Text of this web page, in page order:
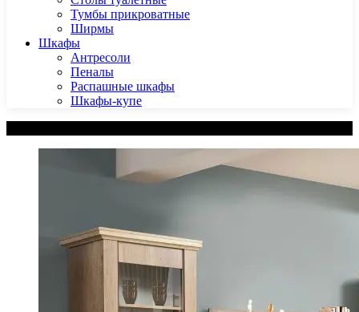
Тумбы прикроватные
Ширмы
Шкафы
Антресоли
Пеналы
Распашные шкафы
Шкафы-купе